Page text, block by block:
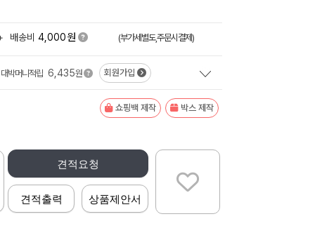
배송비 4,000원 (부가세별도,주문시결제)
대박머니적립 6,435원 회원가입
쇼핑백 제작 박스 제작
견적요청
견적출력 상품제안서